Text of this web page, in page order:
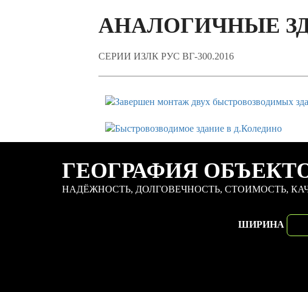
АНАЛОГИЧНЫЕ
СЕРИИ ИЗЛК РУС ВГ-300.2016
ГЕОГРАФИЯ
НАДЁЖНОСТЬ, ДОЛГОВЕЧНОСТЬ, СТОИМОСТЬ,
ШИРИНА